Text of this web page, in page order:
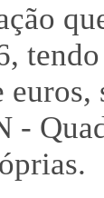
euros,
-